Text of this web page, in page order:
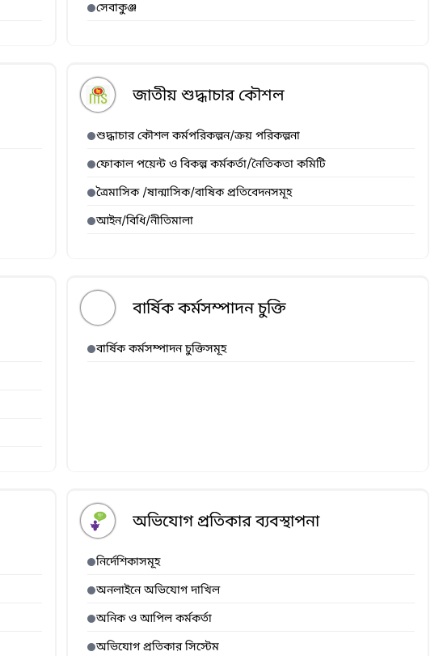
সেবাকুঞ্জ
জাতীয় শুদ্ধাচার কৌশল
শুদ্ধাচার কৌশল কর্মপরিকল্পন/ক্রয় পরিকল্পনা
ফোকাল পয়েন্ট ও বিকল্প কর্মকর্তা/নৈতিকতা কমিটি
ত্রৈমাসিক /ষান্মাসিক/বাষিক প্রতিবেদনসমূহ
আইন/বিধি/নীতিমালা
বার্ষিক কর্মসম্পাদন চুক্তি
বার্ষিক কর্মসম্পাদন চুক্তিসমূহ
অভিযোগ প্রতিকার ব্যবস্থাপনা
নির্দেশিকাসমূহ
অনলাইনে অভিযোগ দাখিল
অনিক ও আপিল কর্মকর্তা
অভিযোগ প্রতিকার সিস্টেম